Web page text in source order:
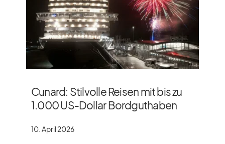
Cunard: Stilvolle Reisen mit bis zu
1.000 US‑Dollar Bordguthaben
10. April 2026